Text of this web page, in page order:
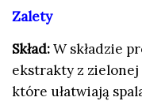
Zalety
Skład:W składzie
ekstrakty z
które ułatwiają